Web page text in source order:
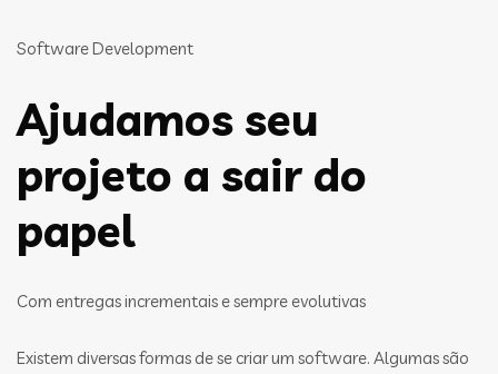
Software Development
Ajudamos seu
projeto a sair do
papel
Com entregas incrementais e sempre evolutivas
Existem diversas formas de se criar um software. Algumas são